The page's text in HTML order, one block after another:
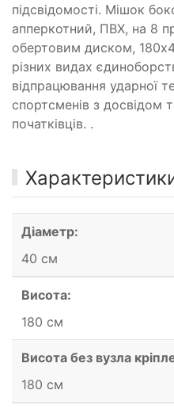
підсвідомості. Мішок
апперкотний, ПВХ, на 8
обертовим диском,
різних видах
відпрацювання ударної
спортсменів з досвідом
початківців. .
Діаметр:
40 см
Висота:
180 см
Висота без вузла
180 см